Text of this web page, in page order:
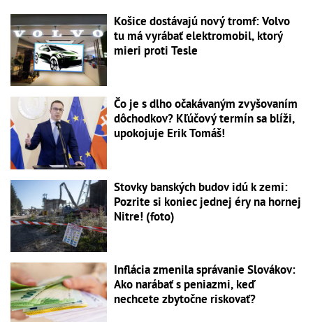
Košice dostávajú nový tromf: Volvo
tu má vyrábať elektromobil, ktorý
mieri proti Tesle
Čo je s dlho očakávaným zvyšovaním
dôchodkov? Kľúčový termín sa blíži,
upokojuje Erik Tomáš!
Stovky banských budov idú k zemi:
Pozrite si koniec jednej éry na hornej
Nitre! (foto)
Inflácia zmenila správanie Slovákov:
Ako narábať s peniazmi, keď
nechcete zbytočne riskovať?